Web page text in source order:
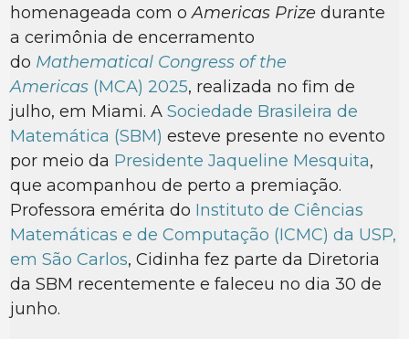
homenageada com oAmericas Prizedurante
a cerimônia de encerramento
do Mathematical Congress of the
Americas (MCA) 2025, realizada no fim de
julho, em Miami. ASociedade Brasileira de
Matemática (SBM) esteve presente no evento
por meio da Presidente Jaqueline Mesquita,
que acompanhou de perto a premiação.
Professora emérita do Instituto de Ciências
Matemáticas e de Computação (ICMC) da USP,
em São Carlos, Cidinha fez parte da Diretoria
da SBM recentemente e faleceu no dia 30 de
junho.